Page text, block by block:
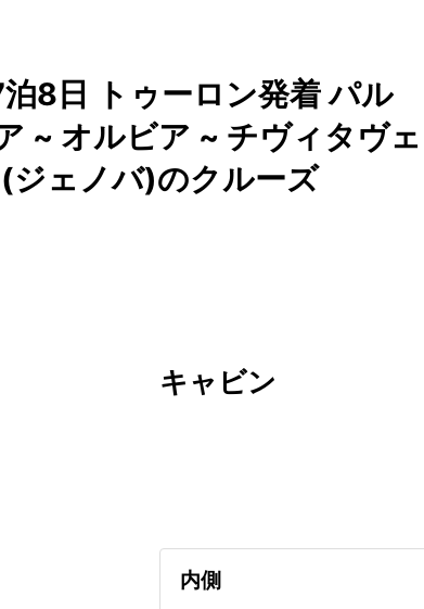
8日 トゥーロン発着 パル
~ オルビア ~ チヴィタヴェ
ジェノバ)のクルーズ
キャビン
内側